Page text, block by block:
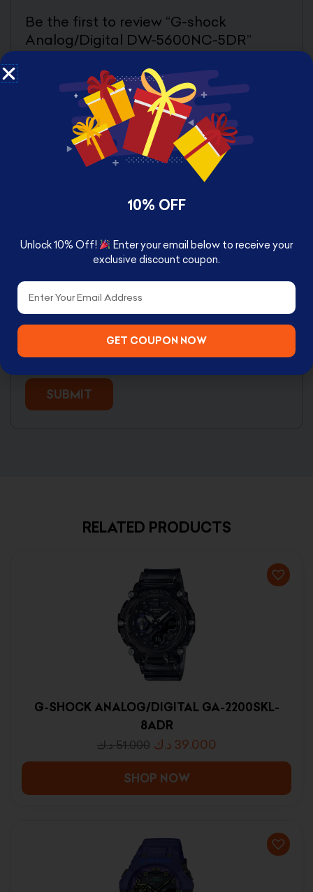
Be the first to review “G-shock
Analog/Digital DW-5600NC-5DR”
Required fields are marked*
Your rating
Your review*
Email*
Save my name, email, and website in this browser for
the next time I comment.
RELATED PRODUCTS
G-SHOCK ANALOG/DIGITAL GA-2200SKL-
8ADR
51.000 د.ك 39.000 د.ك
SHOP NOW
10% OFF
Unlock 10% Off!
Enter your email below to receive your
exclusive discount coupon.
Email
GET COUPON NOW